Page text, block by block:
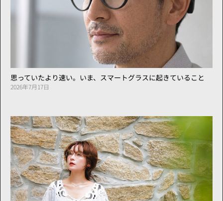
思っていたより速い。いま、スマートグラスに起きていること
2026年7月17日